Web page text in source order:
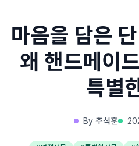
마음을 담은
왜 핸드메이
특별
By 추석훈